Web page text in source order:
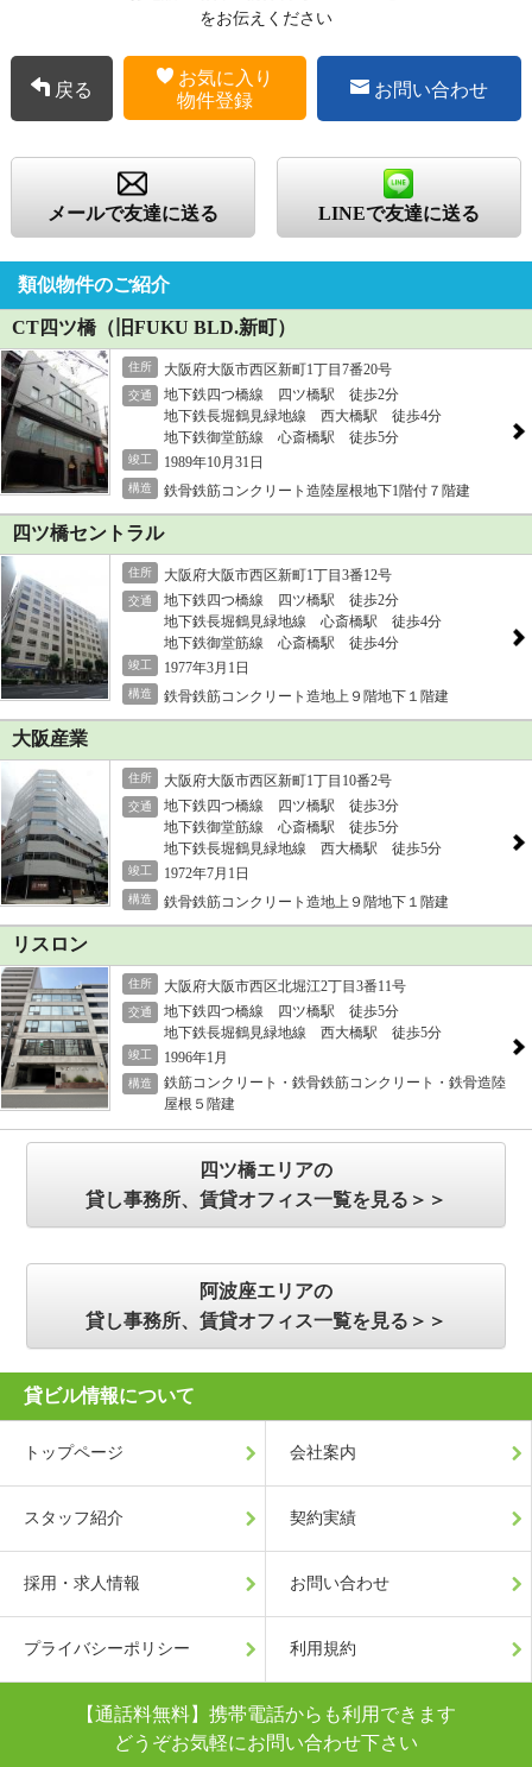
をお伝えください
戻る
お気に入り
物件登録
お問い合わせ
メールで友達に送る LINEで友達に送る
類似物件のご紹介
CT四ツ橋（旧FUKU BLD.新町）
住所 大阪府大阪市西区新町1丁目7番20号
交通
地下鉄四つ橋線 四ツ橋駅 徒歩2分
地下鉄長堀鶴見緑地線 西大橋駅 徒歩4分
地下鉄御堂筋線 心斎橋駅 徒歩5分
竣工 1989年10月31日
構造 鉄骨鉄筋コンクリート造陸屋根地下1階付７階建
四ツ橋セントラル
住所 大阪府大阪市西区新町1丁目3番12号
交通
地下鉄四つ橋線 四ツ橋駅 徒歩2分
地下鉄長堀鶴見緑地線 心斎橋駅 徒歩4分
地下鉄御堂筋線 心斎橋駅 徒歩4分
竣工 1977年3月1日
構造 鉄骨鉄筋コンクリート造地上９階地下１階建
大阪産業
住所 大阪府大阪市西区新町1丁目10番2号
交通
地下鉄四つ橋線 四ツ橋駅 徒歩3分
地下鉄御堂筋線 心斎橋駅 徒歩5分
地下鉄長堀鶴見緑地線 西大橋駅 徒歩5分
竣工 1972年7月1日
構造 鉄骨鉄筋コンクリート造地上９階地下１階建
リスロン
住所 大阪府大阪市西区北堀江2丁目3番11号
交通
地下鉄四つ橋線 四ツ橋駅 徒歩5分
地下鉄長堀鶴見緑地線 西大橋駅 徒歩5分
竣工 1996年1月
構造
鉄筋コンクリート・鉄骨鉄筋コンクリート・鉄骨造陸
屋根５階建
四ツ橋エリアの
貸し事務所、賃貸オフィス一覧を見る＞＞
阿波座エリアの
貸し事務所、賃貸オフィス一覧を見る＞＞
貸ビル情報について
トップページ 会社案内
スタッフ紹介 契約実績
採用・求人情報 お問い合わせ
プライバシーポリシー 利用規約
【通話料無料】携帯電話からも利用できます
どうぞお気軽にお問い合わせ下さい